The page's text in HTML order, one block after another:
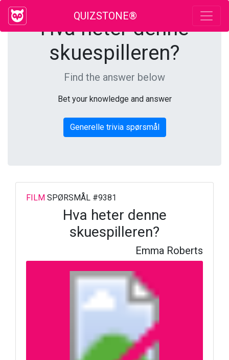
QUIZSTONE®
Hva heter denne
skuespilleren?
Find the answer below
Bet your knowledge and answer
Generelle trivia spørsmål
FILM SPØRSMÅL #9381
Hva heter denne
skuespilleren?
Emma Roberts